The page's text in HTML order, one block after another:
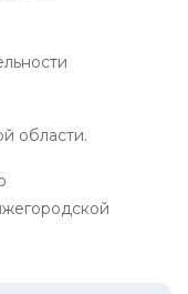
области.